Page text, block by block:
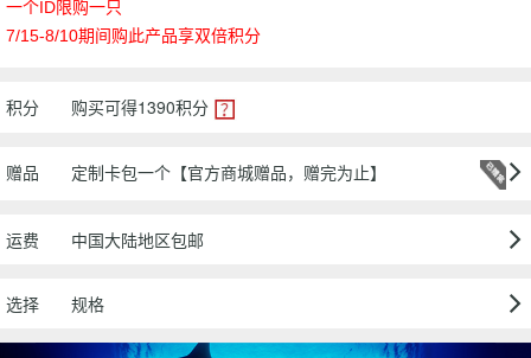
一个ID限购一只
7/15-8/10期间购此产品享双倍积分
积分 购买可得1390积分
赠品 定制卡包一个【官方商城赠品，赠完为止】
运费 中国大陆地区包邮
选择 规格